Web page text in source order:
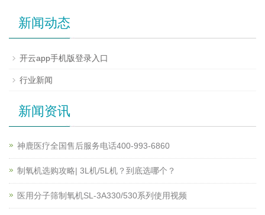
新闻动态
开云app手机版登录入口
行业新闻
新闻资讯
神鹿医疗全国售后服务电话400-993-6860
制氧机选购攻略| 3L机/5L机？到底选哪个？
医用分子筛制氧机SL-3A330/530系列使用视频